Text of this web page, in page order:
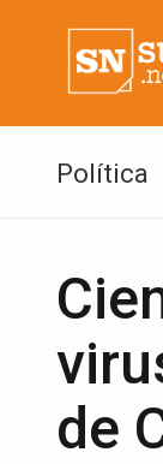
Política
de